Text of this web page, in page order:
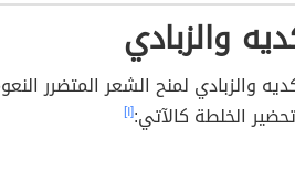
والزبادي
والزبادي لمنح الشعر المتضرر
الخلطة كالآتي:[١]